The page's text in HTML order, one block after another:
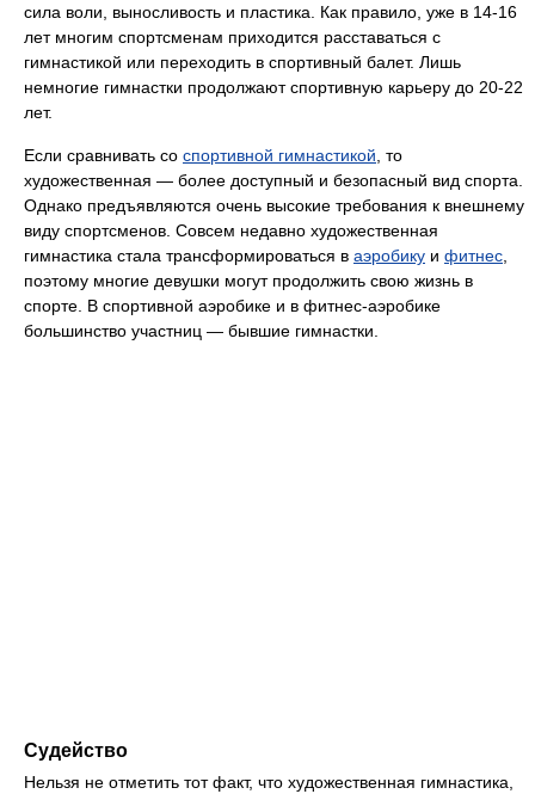
сила воли, выносливость и пластика. Как правило, уже в 14-16
лет многим спортсменам приходится расставаться с
гимнастикой или переходить в спортивный балет. Лишь
немногие гимнастки продолжают спортивную карьеру до 20-22
лет.
Если сравнивать со спортивной гимнастикой , то
художественная — более доступный и безопасный вид спорта.
Однако предъявляются очень высокие требования к внешнему
виду спортсменов. Совсем недавно художественная
гимнастика стала трансформироваться в аэробику и фитнес
поэтому многие девушки могут продолжить свою жизнь в
спорте. В спортивной аэробике и в фитнес-аэробике
большинство участниц — бывшие гимнастки.
Судейство
Нельзя не отметить тот факт, что художественная гимнастика,